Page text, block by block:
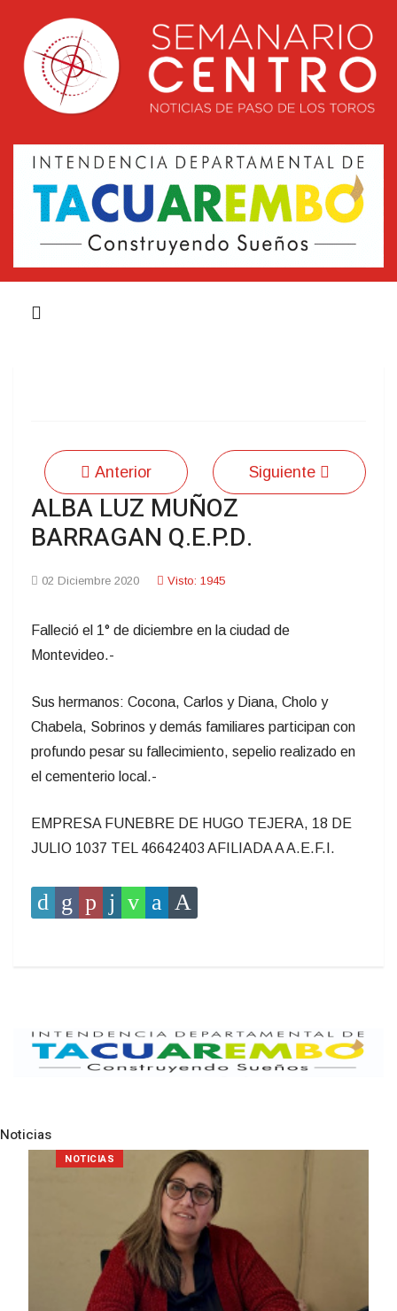
Anterior Siguiente
ALBA LUZ MUÑOZ
BARRAGAN Q.E.P.D.
02 Diciembre 2020 Visto: 1945
Falleció el 1° de diciembre en la ciudad de
Montevideo.-
Sus hermanos: Cocona, Carlos y Diana, Cholo y
Chabela, Sobrinos y demás familiares participan con
profundo pesar su fallecimiento, sepelio realizado en
el cementerio local.-
EMPRESA FUNEBRE DE HUGO TEJERA, 18 DE
JULIO 1037 TEL 46642403 AFILIADA A A.E.F.I.
Noticias
POLICIALES